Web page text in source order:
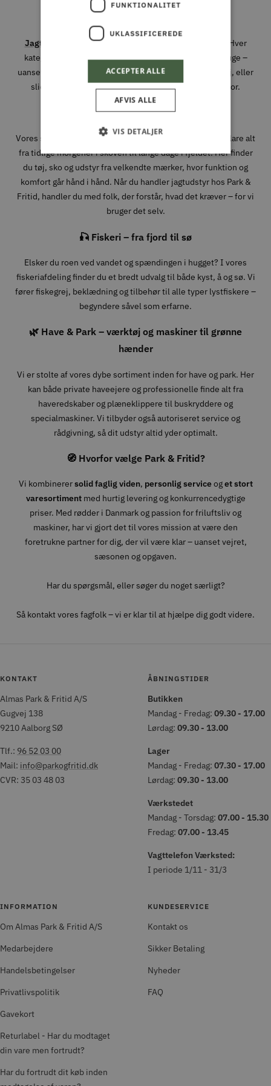
Vi har specialiseret os i fire stærke universer:
Jagt og Outdoor ,Fiskeri
. Hver
kategori er nøje udvalgt med produkter, vi selv ville bruge –
uanset om det gælder en ny jagtjakke, det rette endegrej, eller
slidstærkt værktøj til den professionelle grønne sektor.
🦌 Jagt & Outdoor – gear der virker i felten
Vores sortiment inden for jagt og outdoor er skabt til at klare alt
fra tidlige morgener i skoven til lange dage i fjeldet. Her finder
du tøj, sko og udstyr fra velkendte mærker, hvor funktion og
komfort går hånd i hånd. Når du handler jagtudstyr hos Park &
Fritid, handler du med folk, der forstår, hvad det kræver – for vi
bruger det selv.
🎣 Fiskeri – fra fjord til sø
Elsker du roen ved vandet og spændingen i hugget? I vores
fiskeriafdeling finder du et bredt udvalg til både kyst, å og sø. Vi
fører fiskegrej, beklædning og tilbehør til alle typer lystfiskere –
begyndere såvel som erfarne.
🌿 Have & Park – værktøj og maskiner til grønne
hænder
Vi er stolte af vores dybe sortiment inden for have og park. Her
kan både private haveejere og professionelle finde alt fra
haveredskaber og plæneklippere til buskryddere og
specialmaskiner. Vi tilbyder også autoriseret service og
rådgivning, så dit udstyr altid yder optimalt.
🧭 Hvorfor vælge Park & Fritid?
Vi kombinerersolid faglig viden, personlig serviceoget stort
varesortimentmed hurtig levering og konkurrencedygtige
priser. Med rødder i Danmark og passion for friluftsliv og
maskiner, har vi gjort det til vores mission at være den
foretrukne partner for dig, der vil være klar – uanset vejret,
sæsonen og opgaven.
Har du spørgsmål, eller søger du noget særligt?
Så kontakt vores fagfolk – vi er klar til at hjælpe dig godt videre.
KONTAKT
Almas Park & Fritid A/S
Gugvej 138
9210 Aalborg SØ
Tlf.: 96 52 03 00
Mail: info@parkogfritid.dk
CVR: 35 03 48 03
ÅBNINGSTIDER
Butikken
Mandag - Fredag: 09.30 - 17.00
Lørdag: 09.30 - 13.00
Lager
Mandag - Fredag: 07.30 - 17.00
Lørdag: 09.30 - 13.00
Værkstedet
Mandag - Torsdag: 07.00 - 15.30
Fredag: 07.00 - 13.45
Vagttelefon Værksted:
I periode 1/11 - 31/3
INFORMATION
Om Almas Park & Fritid A/S
Medarbejdere
Handelsbetingelser
Privatlivspolitik
Gavekort
Returlabel - Har du modtaget
din vare men fortrudt?
Har du fortrudt dit køb inden
KUNDESERVICE
Kontakt os
Sikker Betaling
Nyheder
FAQ
FUNKTIONALITET
UKLASSIFICEREDE
ACCEPTER ALLE
AFVIS ALLE
VIS DETALJER